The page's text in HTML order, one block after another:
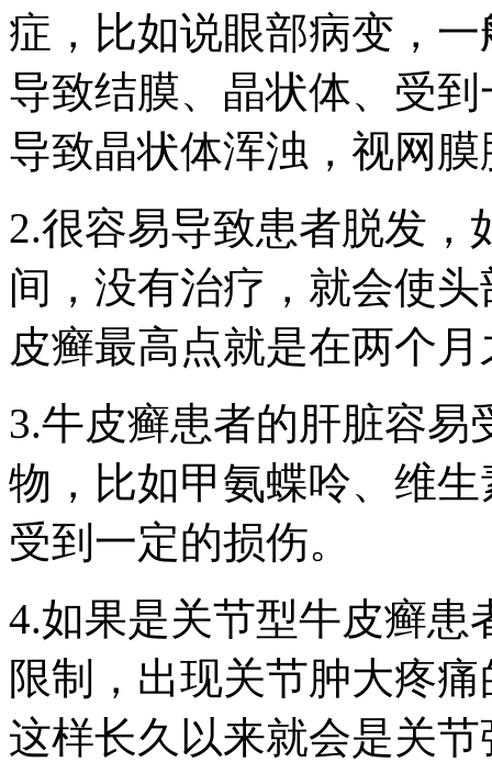
症，比如说眼部病变，
导致结膜、晶状体、受
导致晶状体浑浊，视网
2.很容易导致患者脱发
间，没有治疗，就会使
皮癣最高点就是在两个
3.牛皮癣患者的肝脏容
物，比如甲氨蝶呤、维
受到一定的损伤。
4.如果是关节型牛皮癣患
限制，出现关节肿大疼
这样长久以来就会是关